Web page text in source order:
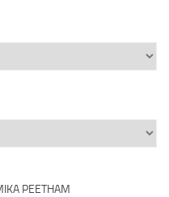
PEETHAM